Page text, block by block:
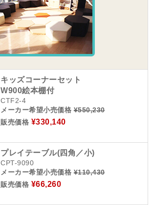
キッズコーナーセット
W900絵本棚付
CTF2-4
メーカー希望小売価格¥550,230
販売価格 ¥330,140
プレイテーブル(四角／小)
CPT-9090
メーカー希望小売価格¥110,430
販売価格 ¥66,260